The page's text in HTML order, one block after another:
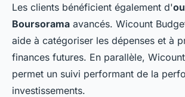
Les clients bénéficient également d'
Boursorama avancés. Wicount
aide à catégoriser les dépenses et à
finances futures. En parallèle,
permet un suivi performant de la
investissements.